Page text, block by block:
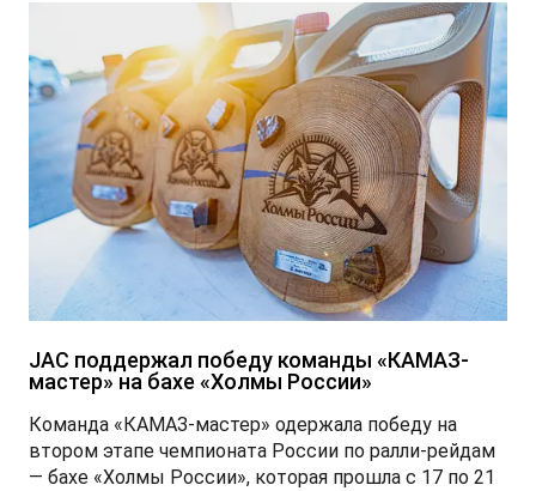
JAC поддержал победу команды «КАМАЗ-
мастер» на бахе «Холмы России»
Команда «КАМАЗ-мастер» одержала победу на
втором этапе чемпионата России по ралли-рейдам
— бахе «Холмы России», которая прошла с 17 по 21